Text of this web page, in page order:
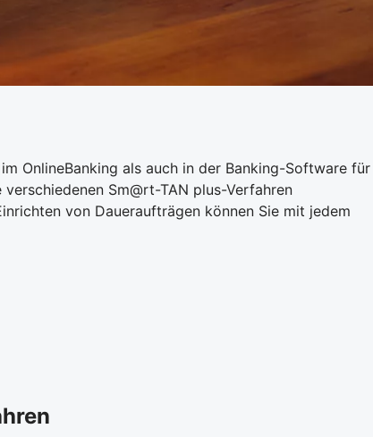
OnlineBanking als auch in der Banking-Software für
Sm@rt-TAN plus-Verfahren
von Daueraufträgen können Sie mit jedem